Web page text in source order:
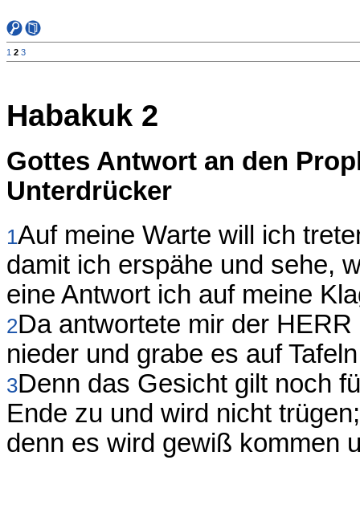
1 2 3
Habakuk 2
Gottes Antwort an den
Unterdrücker
1Auf meine Warte will ich
damit ich erspähe und sehe,
eine Antwort ich auf meine
2Da antwortete mir der
nieder und grabe es auf
3Denn das Gesicht gilt noch
Ende zu und wird nicht
denn es wird gewiß kommen